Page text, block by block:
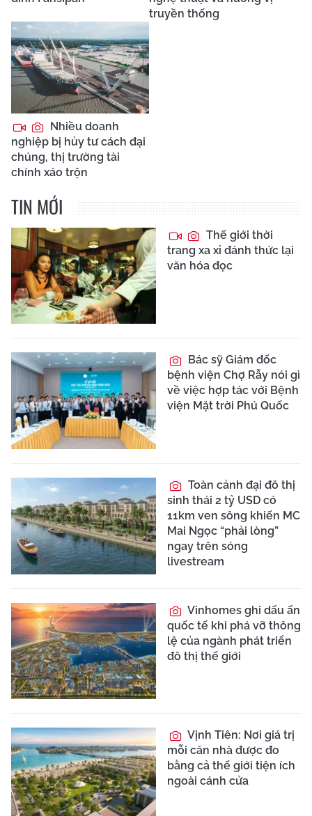
truyền thống
Nhiều doanh
nghiệp bị hủy tư cách đại
chúng, thị trường tài
chính xáo trộn
TIN MỚI
Thế giới thời
trang xa xỉ đánh thức lại
văn hóa đọc
Bác sỹ Giám đốc
bệnh viện Chợ Rẫy nói gì
về việc hợp tác với Bệnh
viện Mặt trời Phú Quốc
Toàn cảnh đại đô thị
sinh thái 2 tỷ USD có
11km ven sông khiến MC
Mai Ngọc “phải lòng”
ngay trên sóng
livestream
Vinhomes ghi dấu ấn
quốc tế khi phá vỡ thông
lệ của ngành phát triển
đô thị thế giới
Vịnh Tiên: Nơi giá trị
mỗi căn nhà được đo
bằng cả thế giới tiện ích
ngoài cánh cửa